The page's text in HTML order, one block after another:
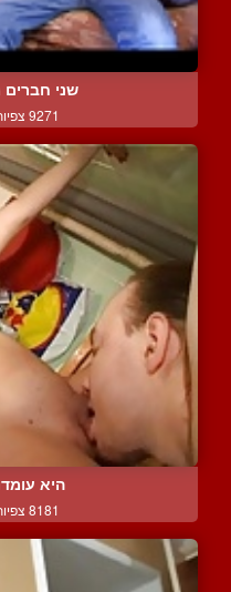
שני חברים
9271 צפיות
היא
8181 צפיות